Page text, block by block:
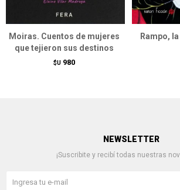
Moiras. Cuentos de mujeres
que tejieron sus destinos
$U 980
Rampo,
NEWSLETTER
¡Suscribite y recibí todas nuestras